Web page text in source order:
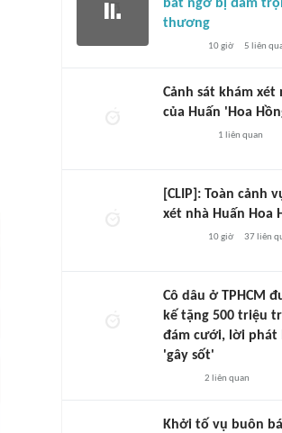
bất ngờ bị đâm
thương
10 giờ 5 liên
Cảnh sát khám xét
của Huấn 'Hoa
1 liên quan
[CLIP]: Toàn cảnh
xét nhà Huấn Hoa
10 giờ 37liên
Cô dâu ở TPHCM
kế tặng 500 triệu
đám cưới, lời phát
'gây sốt'
2 liên quan
Khởi tố vụ buôn